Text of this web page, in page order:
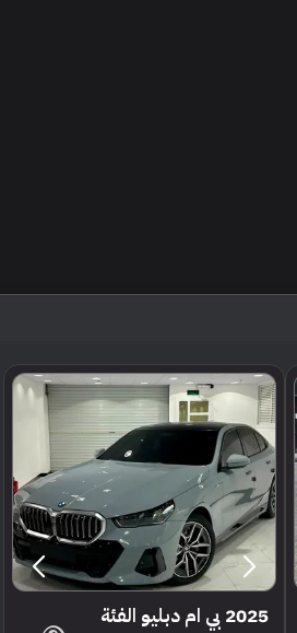
2025 بي ام دبليو الفئة